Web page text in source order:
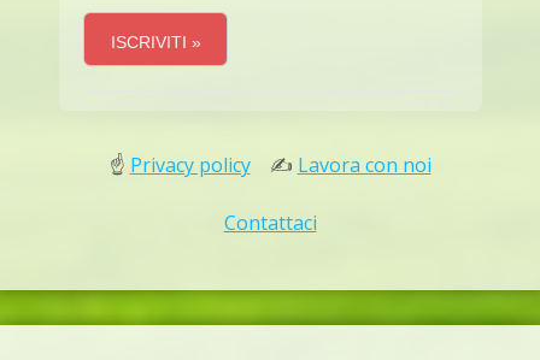
☝ Privacy policy✍ Lavora con noi
Contattaci